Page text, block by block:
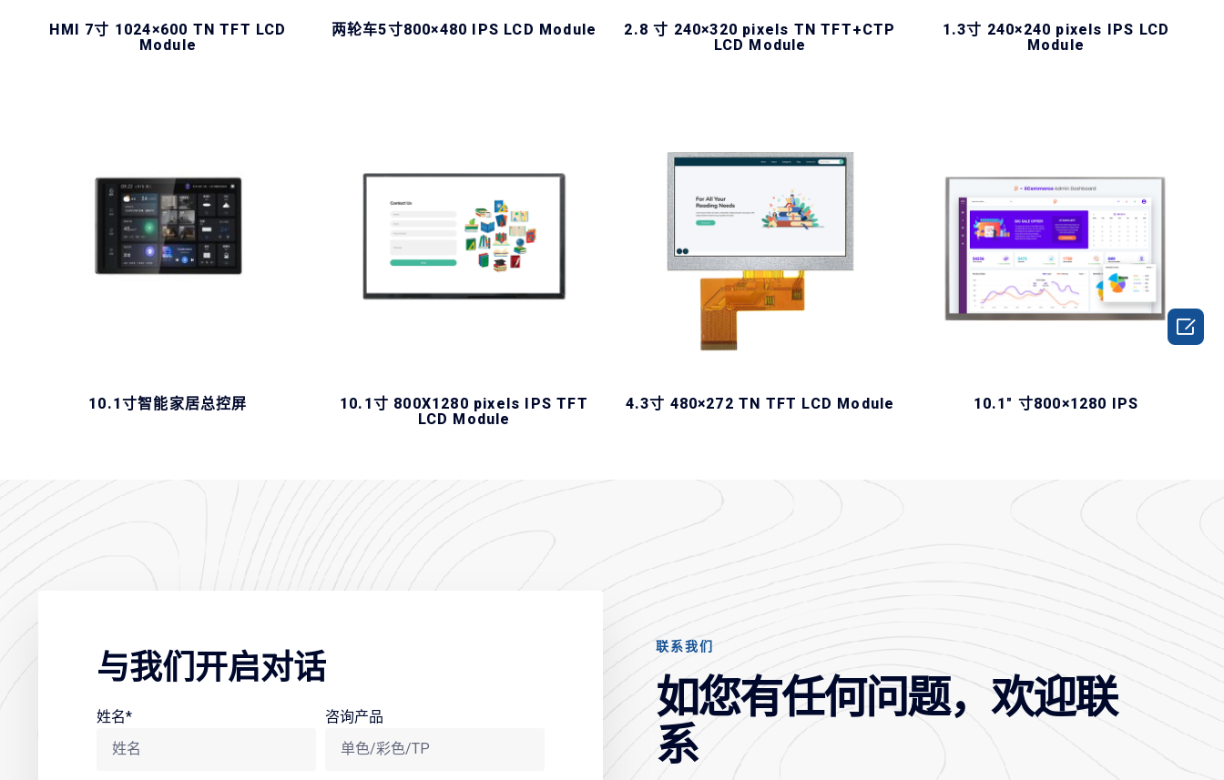
HMI 7寸 1024×600 TN TFT LCD
Module
两轮车5寸800×480 IPS LCD Module
2.8 寸 240×320 pixels TN TFT+CTP
LCD Module
1.3寸 240×240 pixels IPS LCD
Module
10.1寸智能家居总控屏
10.1寸 800X1280 pixels IPS TFT
LCD Module
4.3寸 480×272 TN TFT LCD Module 10.1″ 寸800×1280 IPS
与我们开启对话
姓名* 咨询产品
联系我们
如您有任何问题，欢迎联
系
